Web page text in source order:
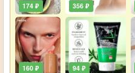
174 ₽
160 ₽
356 ₽
94 ₽